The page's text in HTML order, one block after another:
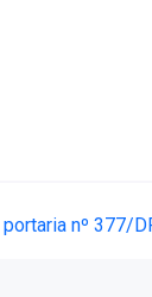
portaria nº 377/